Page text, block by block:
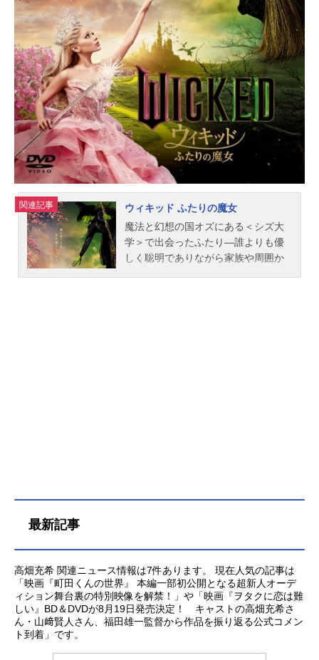
形態実写映画シリーズヲタクに恋は
難しいスケジュール2020年2月7日
（金）キャスト桃瀬成海：高畑充希
二藤宏嵩：山崎賢人小柳花子：菜々
緒樺倉太郎：斎藤工坂元真司：賀来
賢人森田悠季：今田美桜未来：若月
佑美バーのマスター：ムロツヨシ石
山邦雄：佐藤二朗内田真礼：内田真
礼スタッフ脚本・監督：福田雄一原
作：ふ...
関連記事
ウィキッド ふたりの魔女
魔法と幻想の国オズにある＜シズ大
学＞で出会ったふたり―誰よりも優
しく聡明でありながら家族や周囲か
充希）グリンダ：アリアナ・グラン
デ（清水美依紗）フィエロ：ジョナ
サン・ベイリー（海宝直人）ネッサ
ローズ：マリッサ・ボーディ（田村
最新記事
高畑充希 関連ニュース情報は7件あります。 現在人気の記事は
「映画『町田くんの世界』 本編一部初公開となる超新人オーデ
ィション舞台裏の特別映像を解禁！」や「映画『ヲタクに恋は難
しい』BD＆DVDが8月19日発売決定！ キャストの高畑充希さ
ん・山﨑賢人さん、福田雄一監督から作品を振り返る公式コメン
ト到着」です。